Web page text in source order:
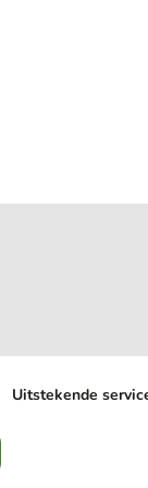
Uitstekende